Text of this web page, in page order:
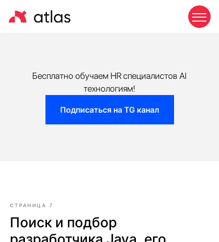
Бесплатно обучаем HR специалистов AI
технологиям!
Подписаться на TG канал
СТРАНИЦА 7
Поиск и подбор